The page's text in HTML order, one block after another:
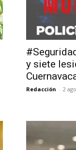
y siete
Redacción - 2